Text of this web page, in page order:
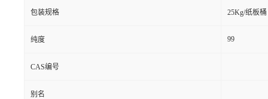
包装规格 25Kg/纸板桶
纯度 99
CAS编号
别名